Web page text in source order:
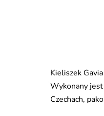
Kieliszek
Wykonany jest
Czechach,